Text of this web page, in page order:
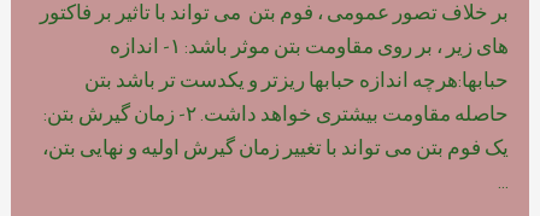
بر خلاف تصور عمومی ، فوم بتن می تواند با تاثیر بر فاکتور
های زیر ، بر روی مقاومت بتن موثر باشد: ۱- اندازه
حبابها:هرچه اندازه حبابها ریزتر و یکدست تر باشد بتن
حاصله مقاومت بیشتری خواهد داشت. ۲- زمان گیرش بتن:
یک فوم بتن می تواند با تغییر زمان گیرش اولیه و نهایی بتن،